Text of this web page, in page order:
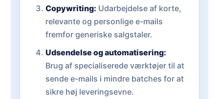
Copywriting: Udarbejdelse af korte,
relevante og personlige e-mails
fremfor generiske salgstaler.
Udsendelse og automatisering:
Brug af specialiserede værktøjer til at
sende e-mails i mindre batches for at
sikre høj leveringsevne.